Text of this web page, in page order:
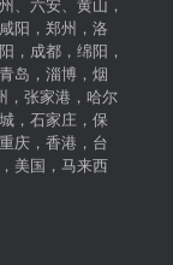
阳，郑州，洛
，成都，绵阳，
岛，淄博，烟
，张家港，哈尔
，石家庄，保
庆，香港，台
美国，马来西